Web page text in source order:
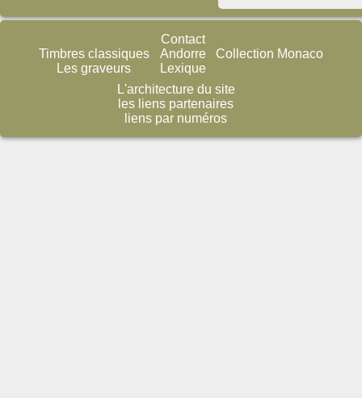
Timbres classiques
Les graveurs
Contact
Andorre
Lexique
Collection Monaco
L'architecture du site
les liens partenaires
liens par numéros